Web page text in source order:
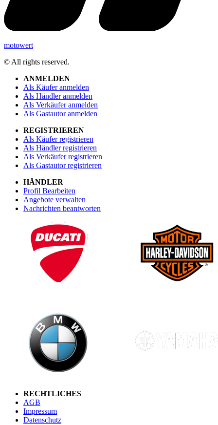
motowert
© All rights reserved.
ANMELDEN
Als Käufer anmelden
Als Händler anmelden
Als Verkäufer anmelden
Als Gastautor anmelden
REGISTRIEREN
Als Käufer registrieren
Als Händler registrieren
Als Verkäufer registrieren
Als Gastautor registrieren
HÄNDLER
Profil Bearbeiten
Angebote verwalten
Nachrichten beantworten
RECHTLICHES
AGB
Impressum
Datenschutz